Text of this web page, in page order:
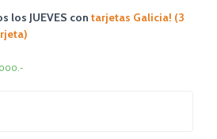
los JUEVES con tarjetas Galicia! (3